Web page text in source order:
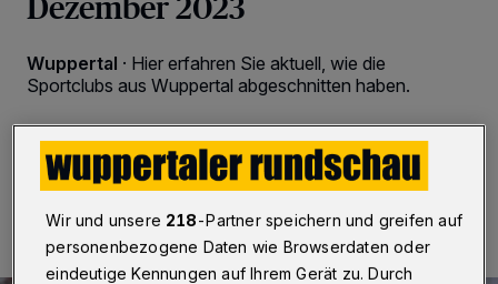
Wuppertal · Hier erfahren Sie aktuell, wie die
Sportclubs aus Wuppertal abgeschnitten haben.
17.12.2023 , 09:00 Uhr Eine Minute Lesezeit
Wir und unsere 218-Partner speichern und greifen auf
personenbezogene Daten wie Browserdaten oder
eindeutige Kennungen auf Ihrem Gerät zu. Durch